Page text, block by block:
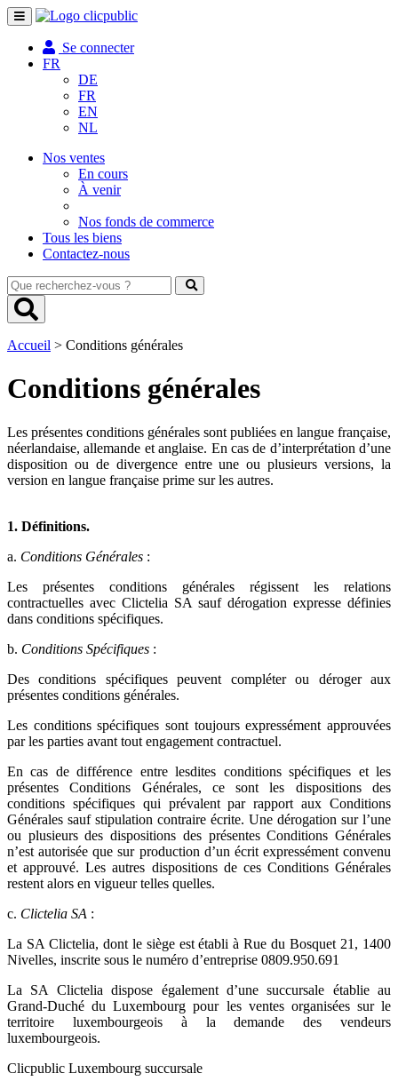
Toggle
navigation
Se connecter
FR
DE
FR
EN
NL
Nos ventes
En cours
À venir
Nos fonds de commerce
Tous les biens
Contactez-nous
Que
recherchez-
vous
Accueil > Conditions générales
Conditions générales
Les présentes conditions générales sont publiées en langue française,
néerlandaise, allemande et anglaise. En cas de d’interprétation d’une
disposition ou de divergence entre une ou plusieurs versions, la
version en langue française prime sur les autres.
1. Définitions.
a. Conditions Générales :
Les présentes conditions générales régissent les relations
contractuelles avec Clictelia SA sauf dérogation expresse définies
dans conditions spécifiques.
b. Conditions Spécifiques :
Des conditions spécifiques peuvent compléter ou déroger aux
présentes conditions générales.
Les conditions spécifiques sont toujours expressément approuvées
par les parties avant tout engagement contractuel.
En cas de différence entre lesdites conditions spécifiques et les
présentes Conditions Générales, ce sont les dispositions des
conditions spécifiques qui prévalent par rapport aux Conditions
Générales sauf stipulation contraire écrite. Une dérogation sur l’une
ou plusieurs des dispositions des présentes Conditions Générales
n’est autorisée que sur production d’un écrit expressément convenu
et approuvé. Les autres dispositions de ces Conditions Générales
restent alors en vigueur telles quelles.
c. Clictelia SA :
La SA Clictelia, dont le siège est établi à Rue du Bosquet 21, 1400
Nivelles, inscrite sous le numéro d’entreprise 0809.950.691
La SA Clictelia dispose également d’une succursale établie au
Grand-Duché du Luxembourg pour les ventes organisées sur le
territoire luxembourgeois à la demande des vendeurs
luxembourgeois.
Clicpublic Luxembourg succursale